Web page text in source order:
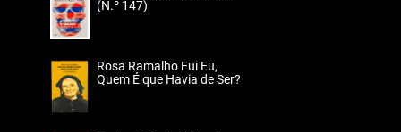
(N.º 147)
Rosa Ramalho Fui Eu,
Quem É que Havia de Ser?